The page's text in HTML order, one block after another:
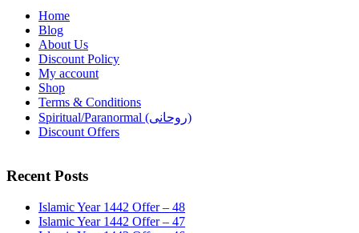
Home
Blog
About Us
Discount Policy
My account
Shop
Terms & Conditions
Spiritual/Paranormal (روحانی)
Discount Offers
Recent Posts
Islamic Year 1442 Offer – 48
Islamic Year 1442 Offer – 47